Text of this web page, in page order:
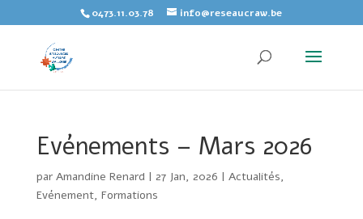
0473.11.03.78 info@reseaucraw.be
Evénements – Mars 2026
par Amandine Renard | 27 Jan, 2026 | Actualités,
Evénement, Formations